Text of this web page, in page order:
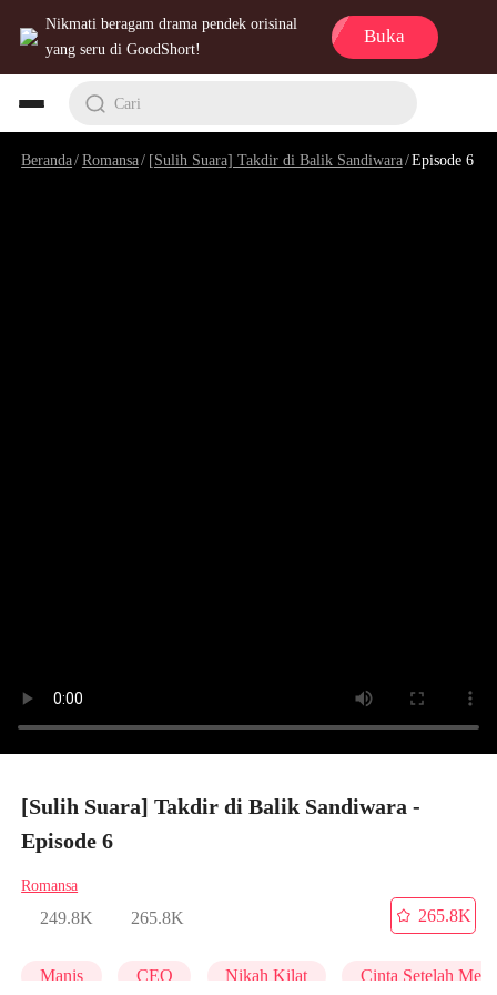
Nikmati beragam drama pendek orisinal
yang seru di GoodShort!
Buka
Cari
Beranda/Romansa/ [Sulih Suara] Takdir di Balik Sandiwara/Episode 6
[Sulih Suara] Takdir di Balik Sandiwara -
Episode 6
Romansa
249.8K 265.8K
265.8K
Manis CEO Nikah Kilat Cinta Setelah